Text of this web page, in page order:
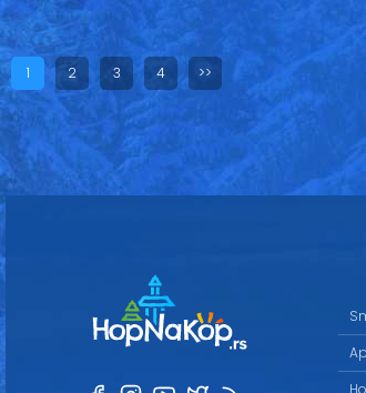
1 2 3 4 >>